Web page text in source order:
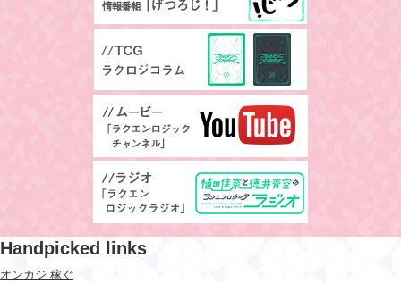
Handpicked links
オンカジ 稼ぐ